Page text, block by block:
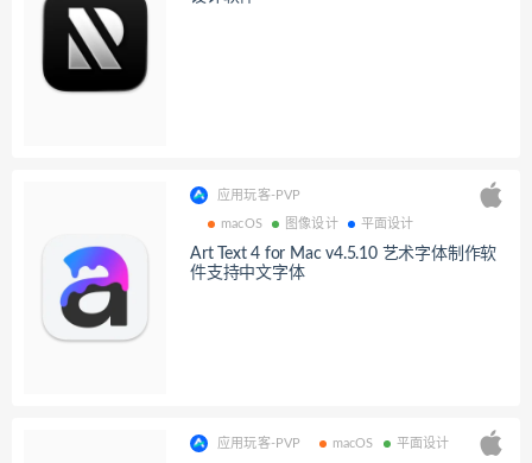
应用玩客-PVP
macOS 图像设计 平面设计
Art Text 4 for Mac v4.5.10 艺术字体制作软
件支持中文字体
应用玩客-PVP macOS 平面设计